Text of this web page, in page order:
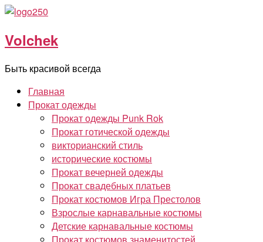
Перейти
содержимому
Volchek
Быть красивой всегда
Главная
Прокат одежды
Прокат одежды Punk Rok
Прокат готической одежды
викторианский стиль
исторические костюмы
Прокат вечерней одежды
Прокат свадебных платьев
Прокат костюмов Игра Престолов
Взрослые карнавальные костюмы
Детские карнавальные костюмы
Прокат костюмов знаменитостей